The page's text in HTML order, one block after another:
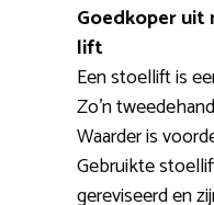
Goedkoper uit
lift
Een stoellift is
Zo’n
Waarder is
Gebruikte
gereviseerd en